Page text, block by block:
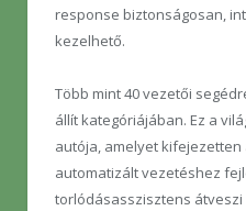
response biztonságosan,
kezelhető.
Több mint 40 vezetői
állít kategóriájában. Ez a
autója, amelyet
automatizált vezetéshez
torlódásasszisztens